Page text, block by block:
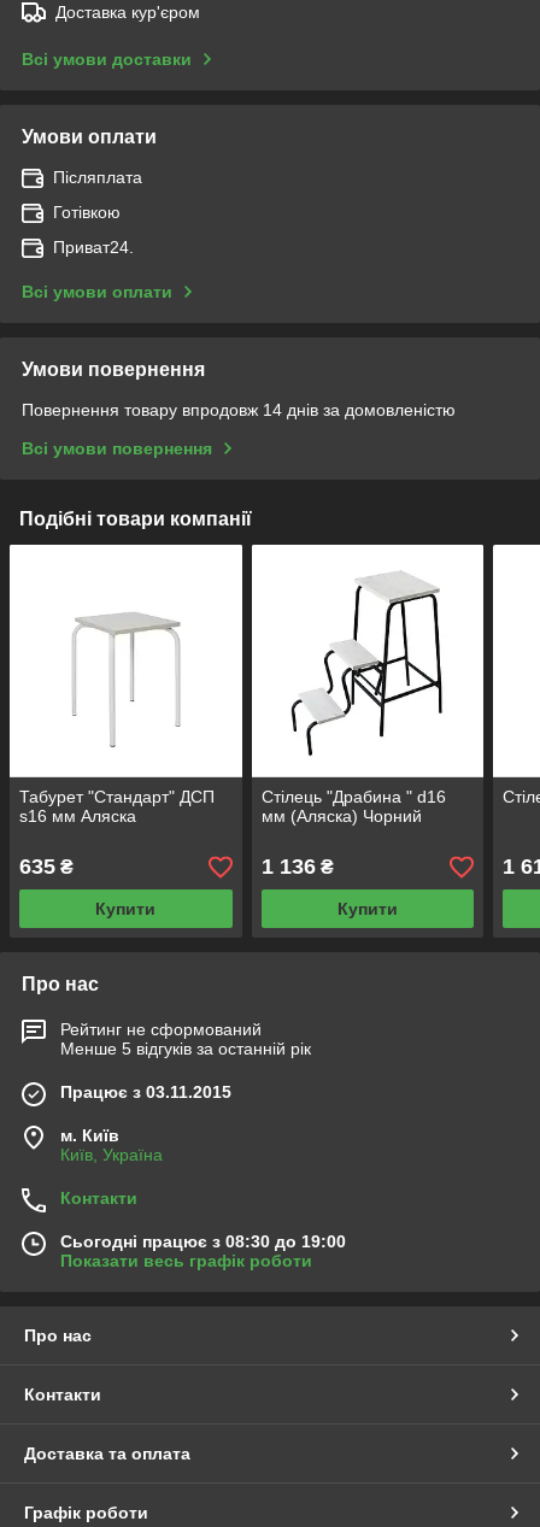
Доставка кур'єром
Всі умови доставки
Умови оплати
Післяплата
Готівкою
Приват24.
Всі умови оплати
Умови повернення
Повернення товару впродовж 14 днів за домовленістю
Всі умови повернення
Подібні товари компанії
Табурет "Стандарт" ДСП
s16 мм Аляска
635 ₴
Купити
Стілець "Драбина " d16
мм (Аляска) Чорний
1 136₴
Купити
1
Про нас
Рейтинг не сформований
Менше 5 відгуків за останній рік
Працює з 03.11.2015
м. Київ
Київ, Україна
Контакти
Сьогодні працює з 08:30 до 19:00
Показати весь графік роботи
Про нас
Контакти
Доставка та оплата
Графік роботи